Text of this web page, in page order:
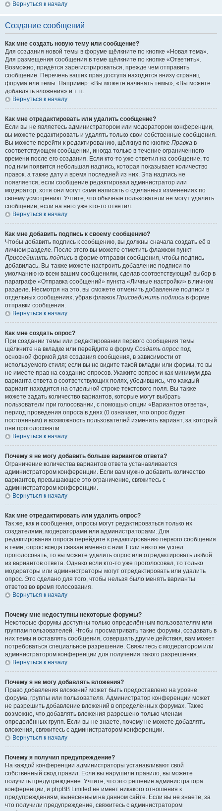
Вернуться к началу
Создание сообщений
Как мне создать новую тему или сообщение?
Для создания новой темы в форуме щёлкните по кнопке «Новая тема».
Для размещения сообщения в теме щёлкните по кнопке «Ответить».
Возможно, придётся зарегистрироваться, прежде чем отправить
сообщение. Перечень ваших прав доступа находится внизу страниц
форума или темы. Например: «Вы можете начинать темы», «Вы можете
добавлять вложения» и т. п.
Вернуться к началу
Как мне отредактировать или удалить сообщение?
Если вы не являетесь администратором или модератором конференции,
вы можете редактировать и удалять только свои собственные сообщения.
Вы можете перейти к редактированию, щёлкнув по кнопке Правка в
соответствующем сообщении, иногда только в течение ограниченного
времени после его создания. Если кто-то уже ответил на сообщение, то
под ним появится небольшая надпись, которая показывает количество
правок, а также дату и время последней из них. Эта надпись не
появляется, если сообщение редактировал администратор или
модератор, хотя они могут сами написать о сделанных изменениях по
своему усмотрению. Учтите, что обычные пользователи не могут удалить
сообщение, если на него уже кто-то ответил.
Вернуться к началу
Как мне добавить подпись к своему сообщению?
Чтобы добавить подпись к сообщению, вы должны сначала создать её в
личном разделе. После этого вы можете отметить флажком пункт
Присоединить подпись в форме отправки сообщения, чтобы подпись
добавилась. Вы также можете настроить добавление подписи по
умолчанию ко всем вашим сообщениям, сделав соответствующий выбор в
параграфе «Отправка сообщений» пункта «Личные настройки» в личном
разделе. Несмотря на это, вы сможете отменить добавление подписи в
отдельных сообщениях, убрав флажок Присоединить подпись в форме
отправки сообщения.
Вернуться к началу
Как мне создать опрос?
При создании темы или редактировании первого сообщения темы
щёлкните на вкладке или перейдите в форму Создать опрос под
основной формой для создания сообщения, в зависимости от
используемого стиля; если вы не видите такой вкладки или формы, то вы
не имеете прав на создание опросов. Укажите вопрос и как минимум два
варианта ответа в соответствующих полях, убедившись, что каждый
вариант находится на отдельной строке текстового поля. Вы также
можете задать количество вариантов, которые могут выбрать
пользователи при голосовании, с помощью опции «Вариантов ответа»,
период проведения опроса в днях (0 означает, что опрос будет
постоянным) и возможность пользователей изменять вариант, за который
они проголосовали.
Вернуться к началу
Почему я не могу добавить больше вариантов ответа?
Ограничение количества вариантов ответа устанавливается
администратором конференции. Если вам нужно добавить количество
вариантов, превышающее это ограничение, свяжитесь с
администратором конференции.
Вернуться к началу
Как мне отредактировать или удалить опрос?
Так же, как и сообщения, опросы могут редактироваться только их
создателями, модераторами или администраторами. Для
редактирования опроса перейдите к редактированию первого сообщения
в теме; опрос всегда связан именно с ним. Если никто не успел
проголосовать, то вы можете удалить опрос или отредактировать любой
из вариантов ответа. Однако если кто-то уже проголосовал, то только
модераторы или администраторы могут отредактировать или удалить
опрос. Это сделано для того, чтобы нельзя было менять варианты
ответов во время голосования.
Вернуться к началу
Почему мне недоступны некоторые форумы?
Некоторые форумы доступны только определённым пользователям или
группам пользователей. Чтобы просматривать такие форумы, создавать в
них темы и оставлять сообщения, совершать другие действия, вам может
потребоваться специальное разрешение. Свяжитесь с модератором или
администратором конференции для получения такого разрешения.
Вернуться к началу
Почему я не могу добавлять вложения?
Право добавления вложений может быть предоставлено на уровне
форума, группы или пользователя. Администратор конференции может
не разрешить добавление вложений в определённых форумах. Также
возможно, что добавлять вложения разрешено только членам
определённых групп. Если вы не знаете, почему не можете добавлять
вложения, свяжитесь с администратором конференции.
Вернуться к началу
Почему я получил предупреждение?
На каждой конференции администраторы устанавливают свой
собственный свод правил. Если вы нарушили правило, вы можете
получить предупреждение. Учтите, что это решение администратора
конференции, и phpBB Limited не имеет никакого отношения к
предупреждениям, вынесенным на данном сайте. Если вы не знаете, за
что получили предупреждение, свяжитесь с администратором